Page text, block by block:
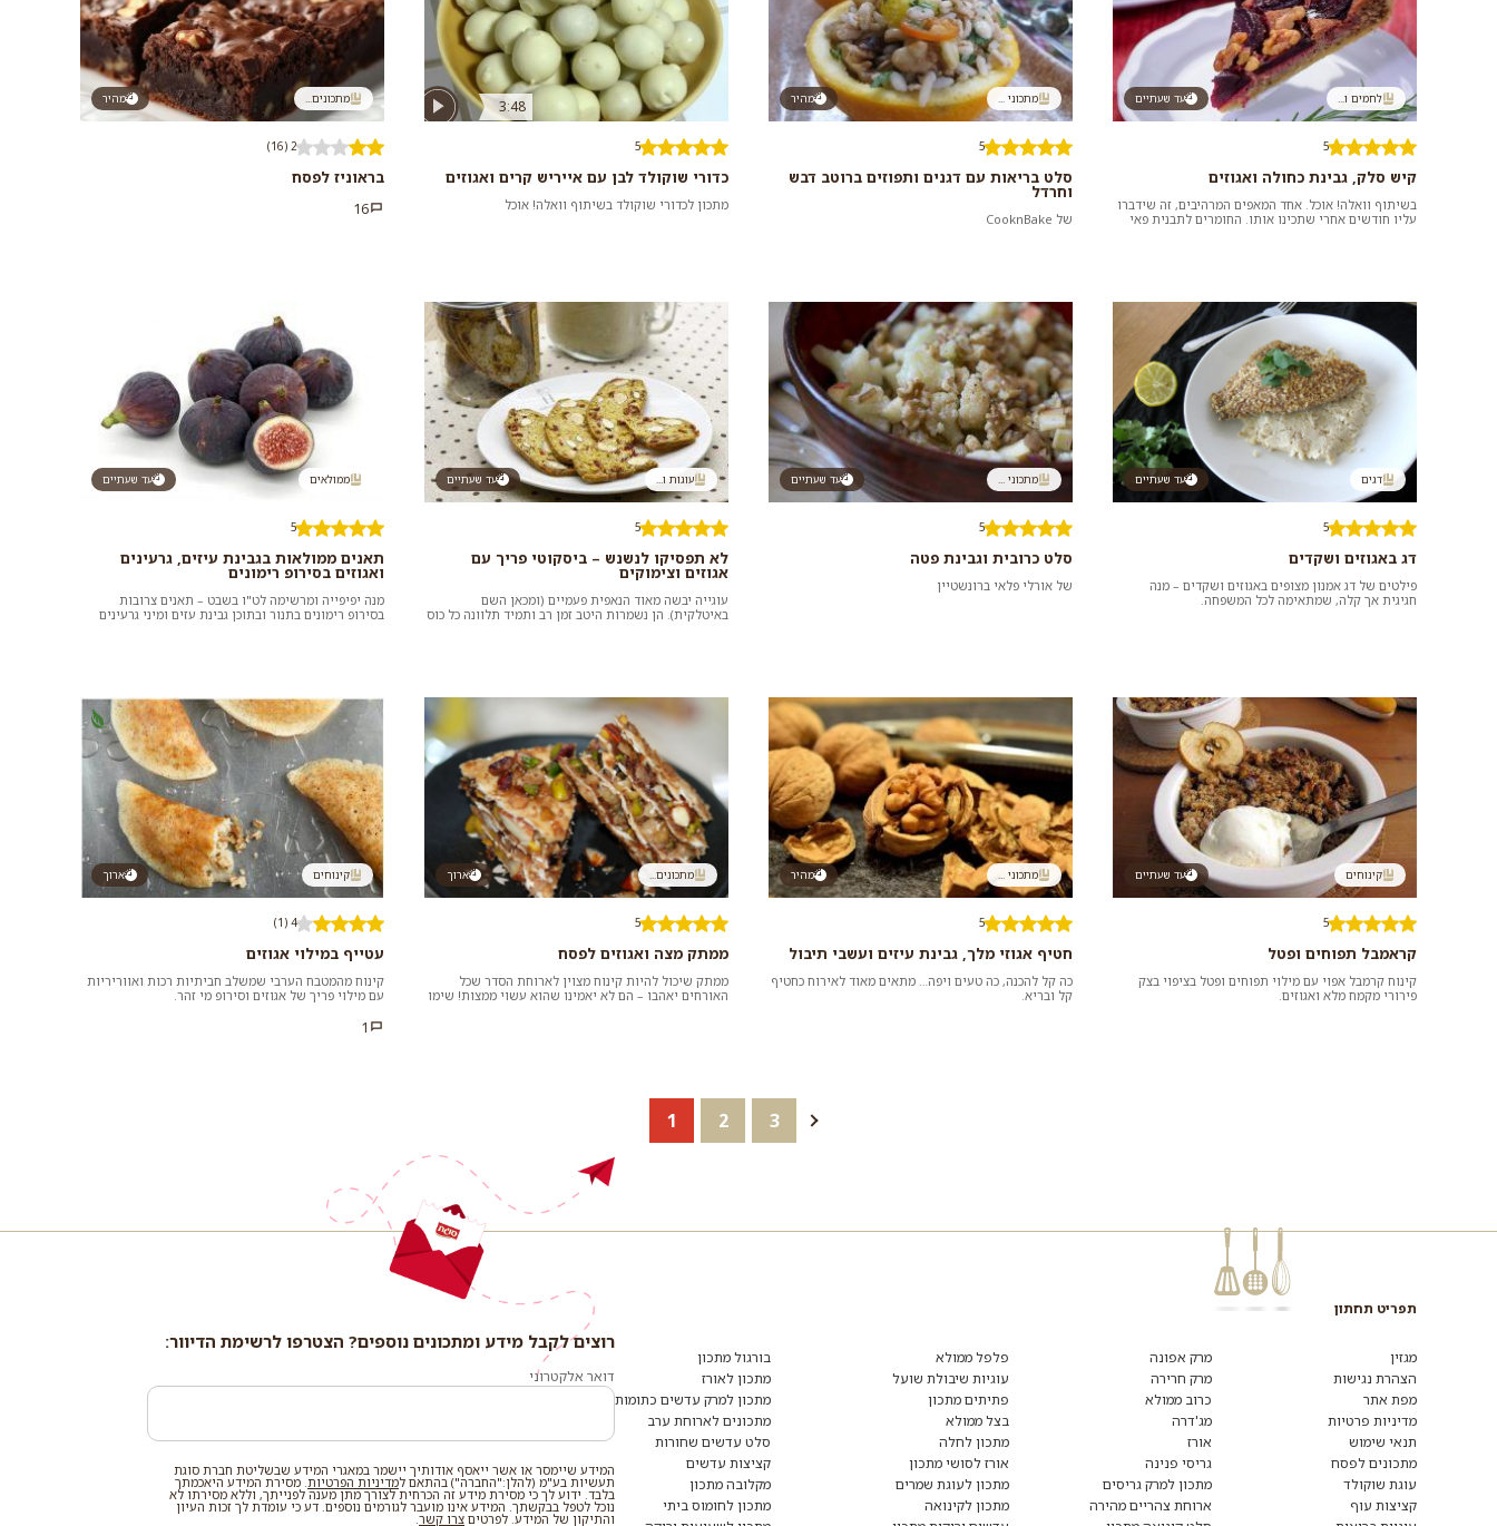
עד שעתיים לחמים ו...
5
קיש סלק, גבינת כחולה ואגוזים
בשיתוף וואלה! אוכל. אחד המאפים המרהיבים, זה שידברו
עליו חודשים אחרי שתכינו אותו. החומרים לתבנית פאי
מהיר מתכוני ...
5
סלט בריאות עם דגנים ותפוזים ברוטב דבש
וחרדל
של CooknBake
3:48
5
כדורי שוקולד לבן עם אייריש קרים ואגוזים
מתכון לכדורי שוקולד בשיתוף וואלה! אוכל
מהיר מתכונים...
2 (16)
בראוניז לפסח
16
עד שעתיים דגים
5
דג באגוזים ושקדים
פילטים של דג אמנון מצופים באגוזים ושקדים – מנה
חגיגית אך קלה, שמתאימה לכל המשפחה.
עד שעתיים מתכוני ...
5
סלט כרובית וגבינת פטה
של אורלי פלאי ברונשטיין
עד שעתיים עוגות ו...
5
לא תפסיקו לנשנש – ביסקוטי פריך עם
אגוזים וצימוקים
עוגייה יבשה מאוד הנאפית פעמיים (ומכאן השם
באיטלקית). הן נשמרות היטב זמן רב ותמיד תלוונה כל כוס
עד שעתיים ממולאים
5
תאנים ממולאות בגבינת עיזים, גרעינים
ואגוזים בסירופ רימונים
מנה יפיפייה ומרשימה לט"ו בשבט – תאנים צרובות
בסירופ רימונים בתנור ובתוכן גבינת עזים ומיני גרעינים
עד שעתיים קינוחים
5
קראמבל תפוחים ופטל
קינוח קרמבל אפוי עם מילוי תפוחים ופטל בציפוי בצק
פירורי מקמח מלא ואגוזים.
מהיר מתכוני ...
5
חטיף אגוזי מלך, גבינת עיזים ועשבי תיבול
כה קל להכנה, כה טעים ויפה… מתאים מאוד לאירוח כחטיף
קל ובריא.
ארוך מתכונים...
5
ממתק מצה ואגוזים לפסח
ממתק שיכול להיות קינוח מצוין לארוחת הסדר שכל
האורחים יאהבו – הם לא יאמינו שהוא עשוי ממצות! שימו
ארוך קינוחים
4 (1)
עטייף במילוי אגוזים
קינוח מהמטבח הערבי שמשלב חביתיות רכות ואווריריות
עם מילוי פריך של אגוזים וסירופ מי זהר.
1
1 2 3
תפריט תחתון
מגזין
הצהרת נגישות
מפת אתר
מדיניות פרטיות
תנאי שימוש
מתכונים לפסח
עוגת שוקולד
קציצות עוף
מרק אפונה
מרק חרירה
כרוב ממולא
מג'דרה
אורז
גריסי פנינה
מתכון למרק גריסים
ארוחת צהריים מהירה
פלפל ממולא
עוגיות שיבולת שועל
פתיתים מתכון
בצל ממולא
מתכון לחלה
אורז לסושי מתכון
מתכון לעוגת שמרים
מתכון לקינואה
בורגול מתכון
מתכון לאורז
מתכון למרק עדשים כתומות
מתכונים לארוחת ערב
סלט עדשים שחורות
קציצות עדשים
מקלובה מתכון
מתכון לחומוס ביתי
רוצים לקבל מידע ומתכונים נוספים? הצטרפו לרשימת הדיוור:
דואר אלקטרוני
המידע שיימסר או אשר ייאסף אודותיך יישמר במאגרי המידע שבשליטת חברת סוגת
תעשיות בע"מ (להלן:"החברה") בהתאם למדיניות הפרטיות . מסירת המידע היאכמתך
בלבד. ידוע לך כי מסירת מידע זה הכרחית לצורך מתן מענה לפנייתך, וללא מסירתו לא
נוכל לטפל בבקשתך. המידע אינו מועבר לגורמים נוספים. דע כי עומדת לך זכות העיון
והתיקון של המידע. לפרטים צרו קשר